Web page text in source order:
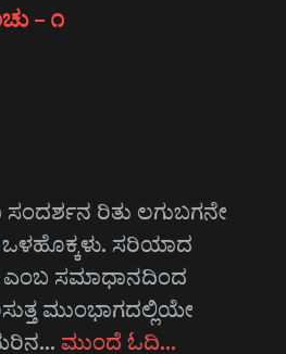
– ೧
ರಿತು ಲಗುಬಗನೇ
ಸರಿಯಾದ
ಸಮಾಧಾನದಿಂದ
ಮುಂಭಾಗದಲ್ಲಿಯೇ
ಮುಂದೆ ಓದಿ…